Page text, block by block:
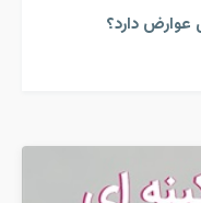
عوارض دارد؟